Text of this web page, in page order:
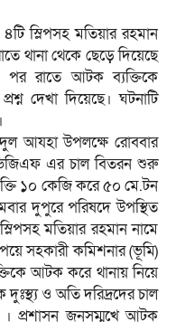
স্লিপসহ মতিয়ার রহমান
থানা থেকে ছেড়ে দিয়েছে
পর রাতে আটক ব্যক্তিকে
দেখা দিয়েছে। ঘটনাটি
ঈদুল আযহা উপলক্ষে রোববার
এর চাল বিতরন শুরু
১০ কেজি করে ৫০ মে.টন
দুপুরে পরিষদে উপস্থিত
মতিয়ার রহমান নামে
সহকারী কমিশনার (ভূমি)
আটক করে থানায় নিয়ে
ও অতি দরিদ্রদের চাল
। প্রশাসন জনসম্মুখে আটক